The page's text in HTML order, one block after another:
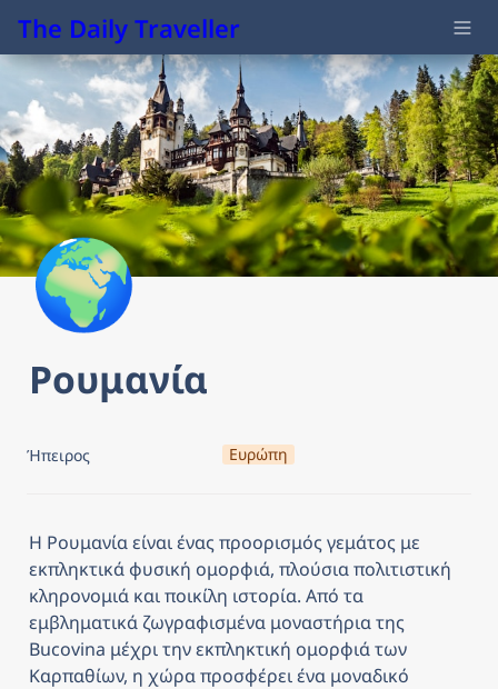
The Daily Traveller
🌍
Ρουμανία
Ήπειρος Ευρώπη
Η Ρουμανία είναι ένας προορισμός γεμάτος με
εκπληκτικά φυσική ομορφιά, πλούσια πολιτιστική
κληρονομιά και ποικίλη ιστορία. Από τα
εμβληματικά ζωγραφισμένα μοναστήρια της
Bucovina μέχρι την εκπληκτική ομορφιά των
Καρπαθίων, η χώρα προσφέρει ένα μοναδικό